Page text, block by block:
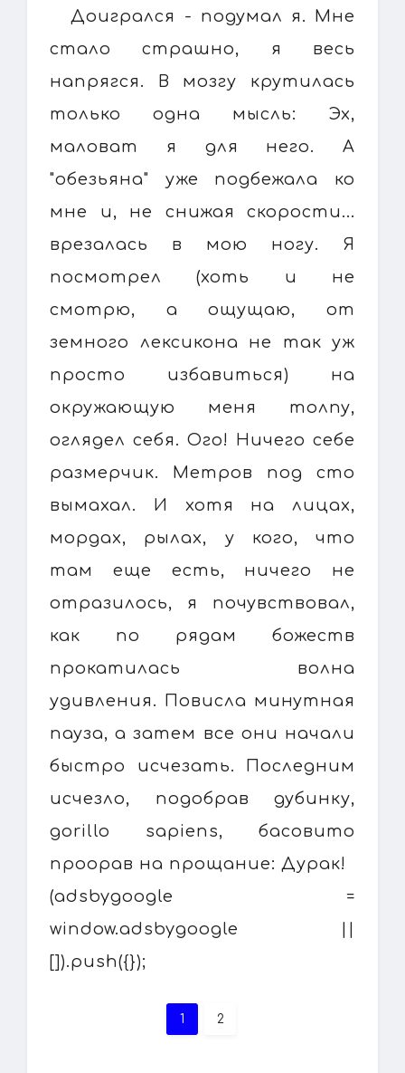
Доигрался - подумал я. Мне
стало страшно, я весь
напрягся. В мозгу крутилась
только одна мысль: Эх,
маловат я для него. А
"обезьяна" уже подбежала ко
мне и, не снижая скорости...
врезалась в мою ногу. Я
посмотрел (хоть и не
смотрю, а ощущаю, от
земного лексикона не так уж
просто избавиться) на
окружающую меня толпу,
оглядел себя. Ого! Ничего себе
размерчик. Метров под сто
вымахал. И хотя на лицах,
мордах, рылах, у кого, что
там еще есть, ничего не
отразилось, я почувствовал,
как по рядам божеств
прокатилась волна
удивления. Повисла минутная
пауза, а затем все они начали
быстро исчезать. Последним
исчезло, подобрав дубинку,
gorillo sapiens, басовито
проорав на прощание: Дурак!
(adsbygoogle =
window.adsbygoogle ||
[]).push({});
1 2